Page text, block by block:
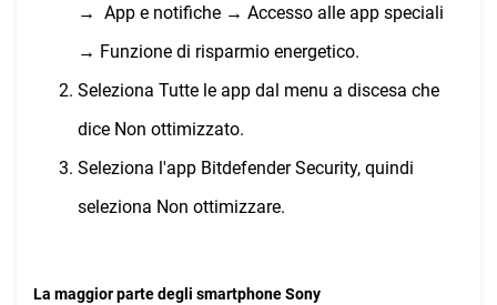
→ App e notifiche → Accesso alle app speciali
→ Funzione di risparmio energetico.
Seleziona Tutte le app dal menu a discesa che
dice Non ottimizzato.
Seleziona l'app Bitdefender Security, quindi
seleziona Non ottimizzare.
La maggior parte degli smartphone Sony